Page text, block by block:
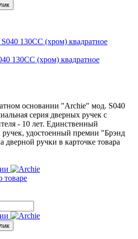
130CC (хром) квадратное
основании "Archie" мод. S040
серия дверных ручек с
- 10 лет. Единственный
ручек, удостоенный премии "Брэнд
ручки в карточке товара
товаре